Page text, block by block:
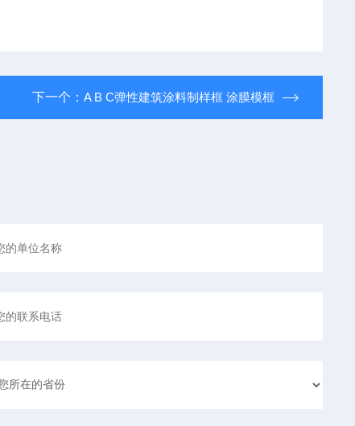
下一个： A B C弹性建筑涂料制样框 涂膜模框